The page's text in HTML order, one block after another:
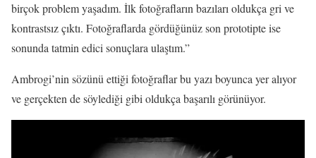
birçok problem yaşadım. İlk fotoğrafların bazıları oldukça gri ve
kontrastsız çıktı. Fotoğraflarda gördüğünüz son prototipte ise
sonunda tatmin edici sonuçlara ulaştım.”
Ambrogi’nin sözünü ettiği fotoğraflar bu yazı boyunca yer alıyor
ve gerçekten de söylediği gibi oldukça başarılı görünüyor.